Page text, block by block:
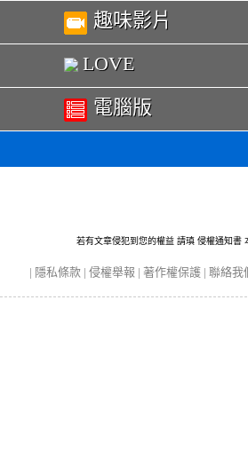
趣味影片
LOVE
電腦版
若有文章侵犯到您的權益 請瑱 侵權通知書
| 隱私條款 | 侵權舉報 | 著作權保護 | 聯絡我